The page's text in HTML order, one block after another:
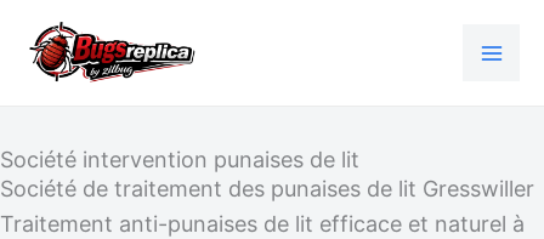
Société intervention punaises de lit
Société de traitement des punaises de lit Gresswiller
Traitement anti-punaises de lit efficace et naturel à